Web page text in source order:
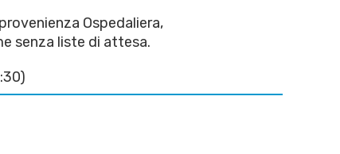
Ospedaliera,
senza liste di attesa.